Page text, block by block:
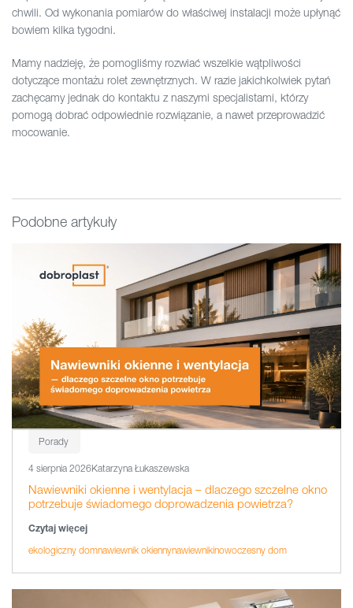
chwili. Od wykonania pomiarów do właściwej instalacji może upłynąć
bowiem kilka tygodni.
Mamy nadzieję, że pomogliśmy rozwiać wszelkie wątpliwości
dotyczące montażu rolet zewnętrznych. W razie jakichkolwiek pytań
zachęcamy jednak do kontaktu z naszymi specjalistami, którzy
pomogą dobrać odpowiednie rozwiązanie, a nawet przeprowadzić
mocowanie.
Podobne artykuły
Porady
4 sierpnia 2026Katarzyna Łukaszewska
Nawiewniki okienne i wentylacja – dlaczego szczelne okno
potrzebuje świadomego doprowadzenia powietrza?
Czytaj więcej
ekologiczny domnawiewnik okiennynawiewnikinowoczesny dom